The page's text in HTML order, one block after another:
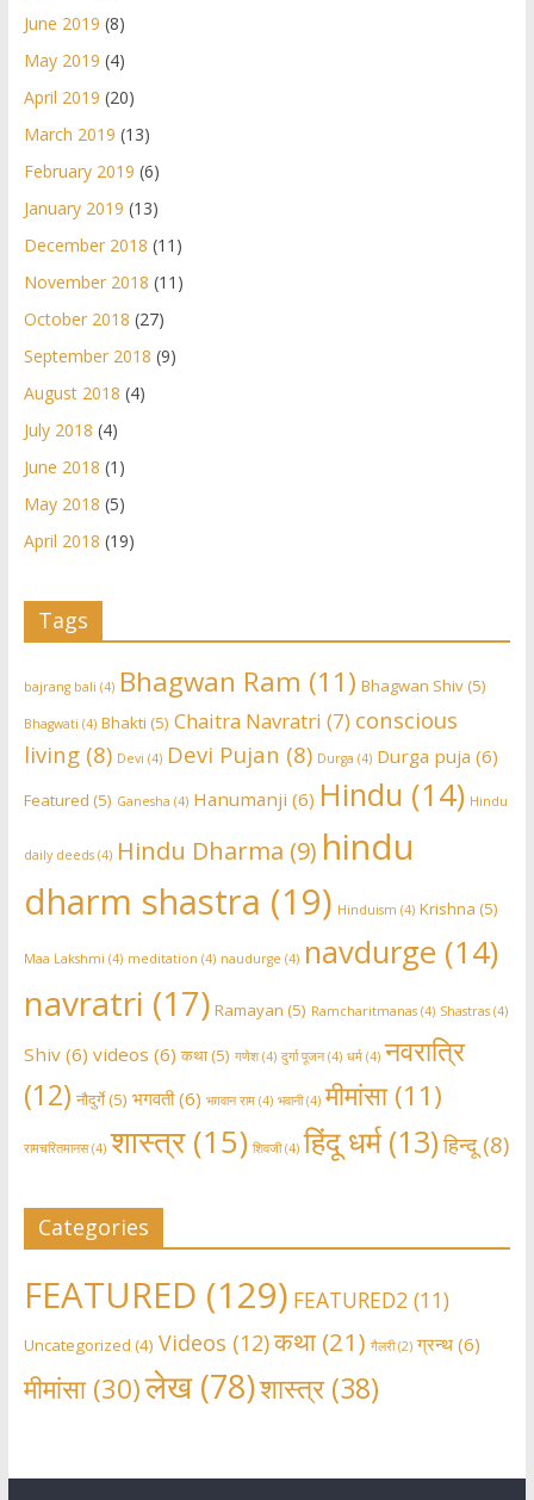
June 2019 (8)
May 2019 (4)
April 2019 (20)
March 2019 (13)
February 2019 (6)
January 2019 (13)
December 2018 (11)
November 2018 (11)
October 2018 (27)
September 2018 (9)
August 2018 (4)
July 2018 (4)
June 2018 (1)
May 2018 (5)
April 2018 (19)
Tags
bajrang bali (4) Bhagwan Ram (11) Bhagwan Shiv(5)
Bhagwati (4) Bhakti (5) Chaitra Navratri (7) conscious
living(8) Devi (4) Devi Pujan (8) Durga (4) Durga puja (6)
Featured (5) Ganesha (4) Hanumanji (6) Hindu (14) Hindu
daily deeds(4) Hindu Dharma (9) hindu
dharm shastra (19) Hinduism (4) Krishna (5)
Maa Lakshmi (4) meditation (4) naudurge (4) navdurge (14)
navratri (17) Ramayan (5) Ramcharitmanas(4) Shastras(4)
Shiv(6) videos (6) कथा(5) गणेश(4) दुर्गा पूजन(4) धर्म(4) नवरात्रि
(12) नौदुर्गे(5) भगवती(6) भग़वान राम(4) भवानी(4) मीमांसा(11)
रामचरितमानस(4) शास्त्र(15) शिवजी(4) हिंदू धर्म(13)हिन्दू(8)
Categories
FEATURED (129) FEATURED2 (11)
Uncategorized (4) Videos (12)कथा(21) गैलरी(2) ग्रन्थ(6)
मीमांसा(30)लेख(78)शास्त्र(38)